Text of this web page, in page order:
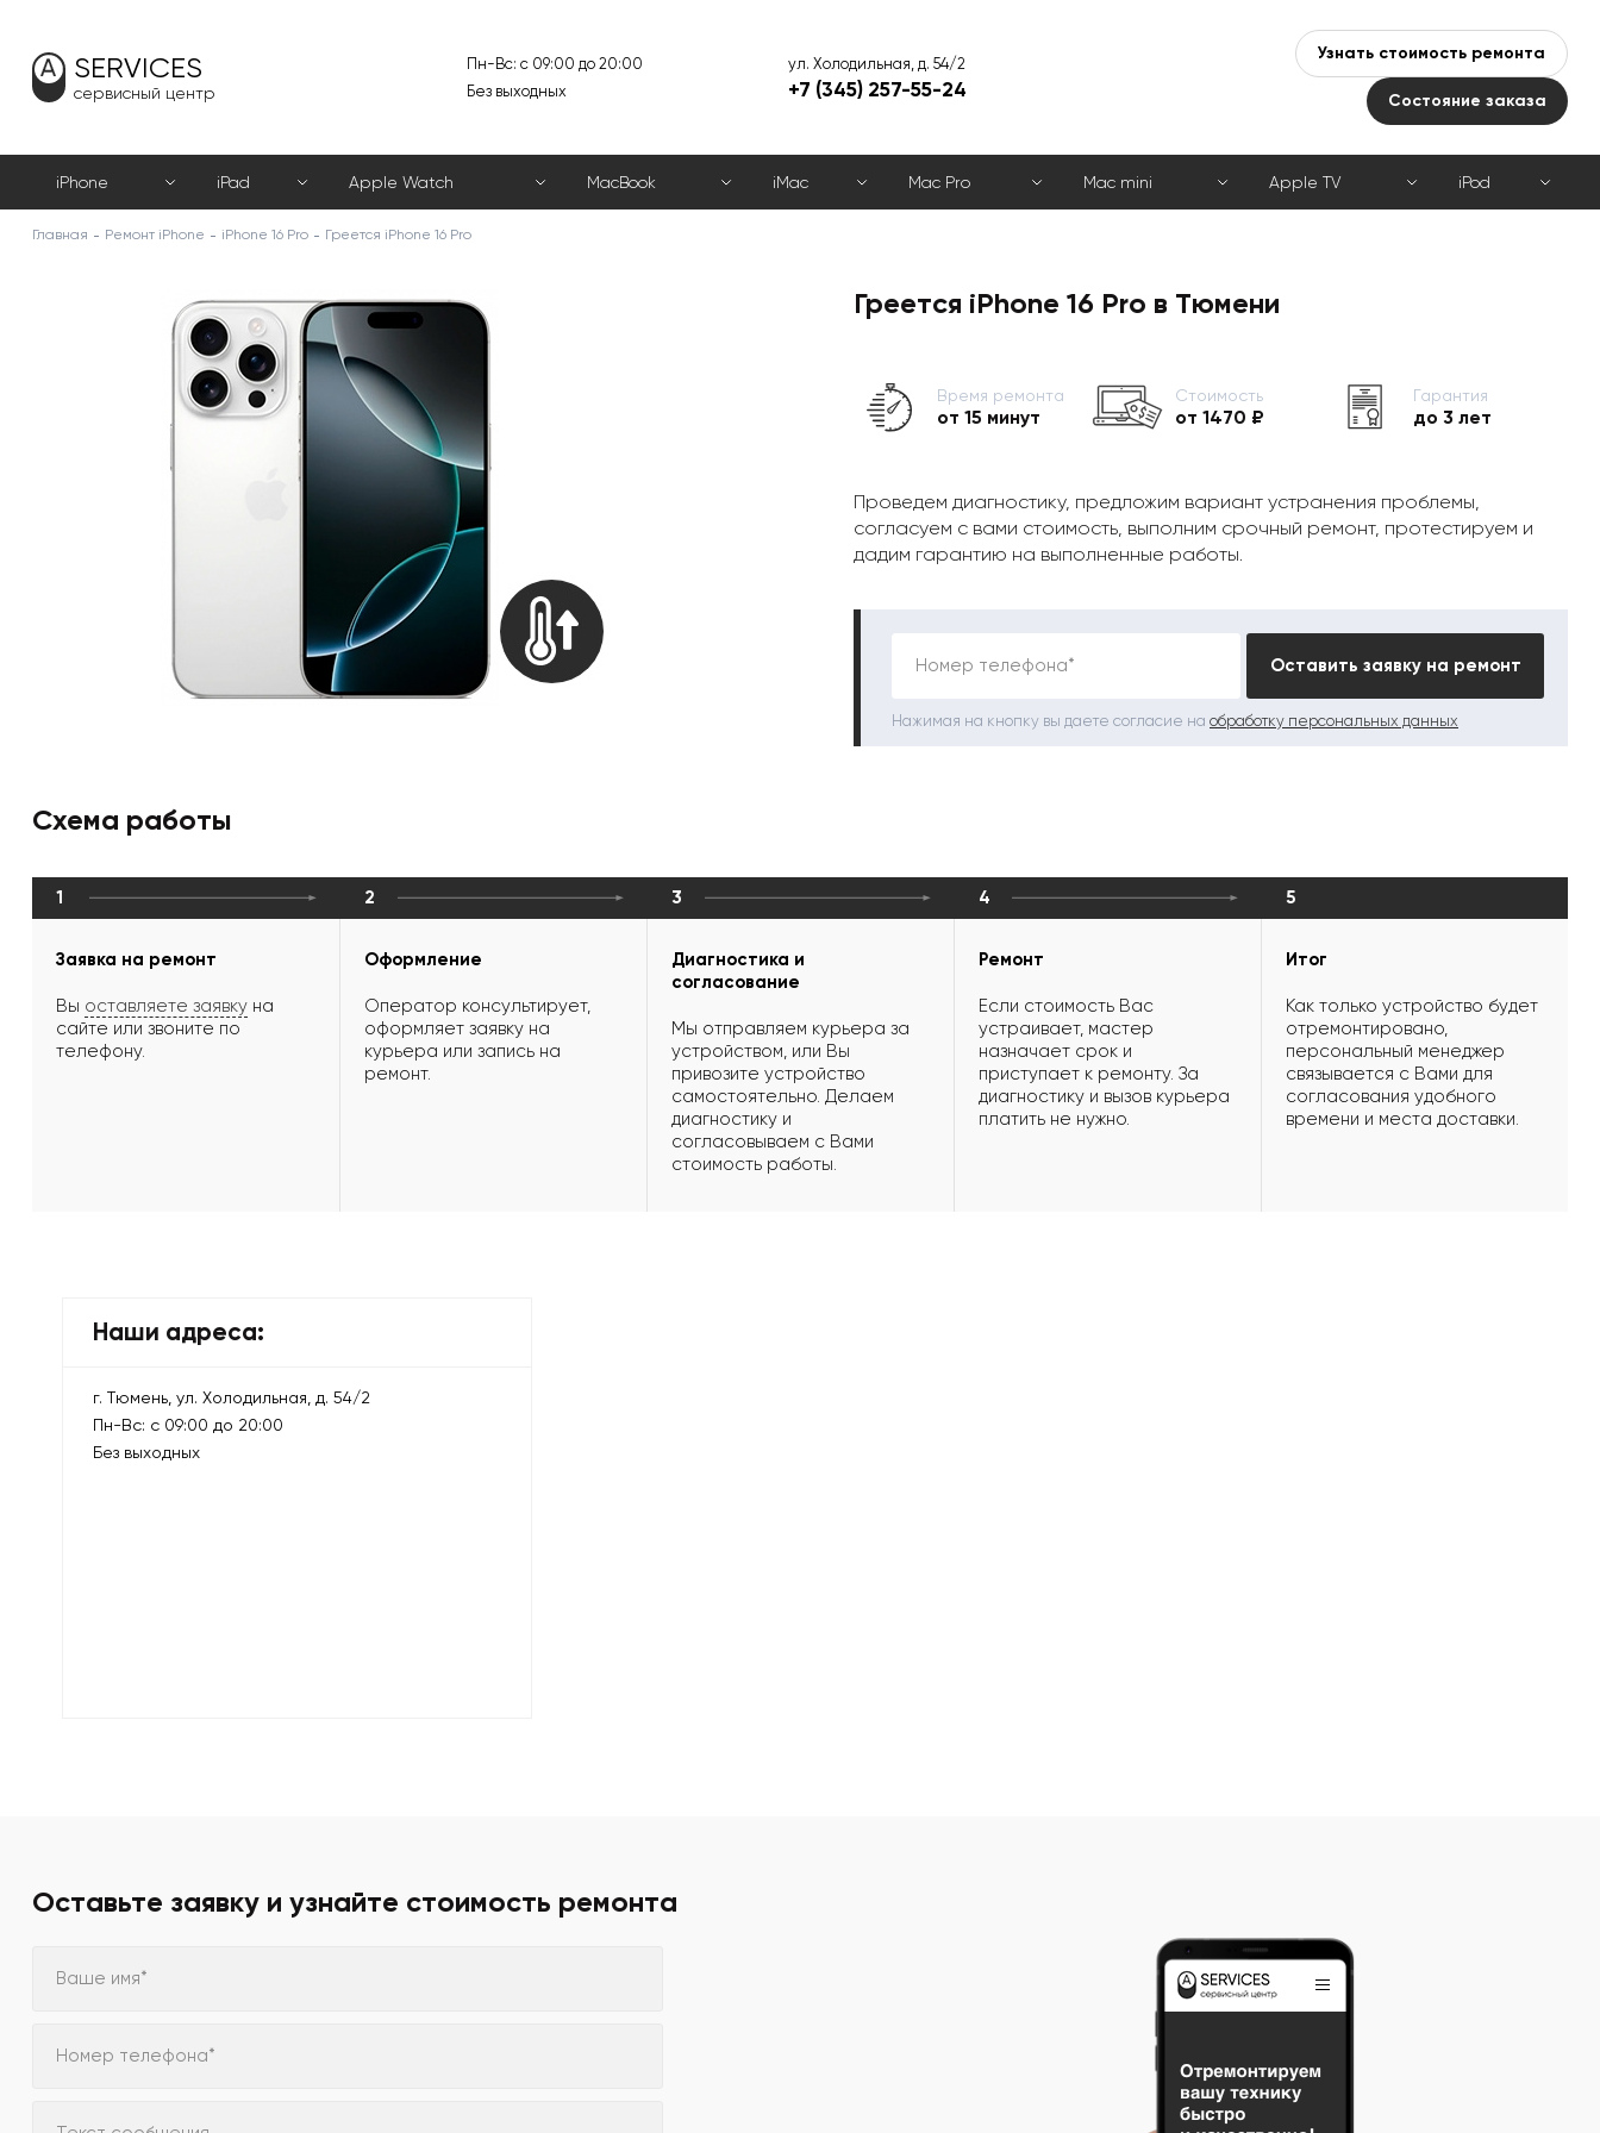
SERVICES
сервисный центр
Пн-Вс: с 09:00 до 20:00
Без выходных
ул. Холодильная, д. 54/2
+7 (345) 257-55-24
Узнать стоимость ремонта
Состояние заказа
iPhone iPad Apple Watch MacBook iMac Mac Pro Mac mini Apple TV iPod
Главная Ремонт iPhone iPhone 16 Pro Греется iPhone 16 Pro
Греется iPhone 16 Pro в Тюмени
Время ремонта
от 15 минут
Стоимость
от 1470 ₽
Гарантия
до 3 лет
Проведем диагностику, предложим вариант устранения проблемы,
согласуем с вами стоимость, выполним срочный ремонт, протестируем и
дадим гарантию на выполненные работы.
Номер телефона* Оставить заявку на ремонт
Нажимая на кнопку вы даете согласие на обработку персональных данных
Схема работы
1
Заявка на ремонт
Вы оставляете заявку на
сайте или звоните по
телефону.
2
Оформление
Оператор консультирует,
оформляет заявку на
курьера или запись на
ремонт.
3
Диагностика и
согласование
Мы отправляем курьера за
устройством, или Вы
привозите устройство
самостоятельно. Делаем
диагностику и
согласовываем с Вами
стоимость работы.
4
Ремонт
Если стоимость Вас
устраивает, мастер
назначает срок и
приступает к ремонту. За
диагностику и вызов курьера
платить не нужно.
5
Итог
Как только устройство будет
отремонтировано,
персональный менеджер
связывается с Вами для
согласования удобного
времени и места доставки.
Наши адреса:
г. Тюмень, ул. Холодильная, д. 54/2
Пн-Вс: с 09:00 до 20:00
Без выходных
Оставьте заявку и узнайте стоимость ремонта
Ваше имя*
Номер телефона*